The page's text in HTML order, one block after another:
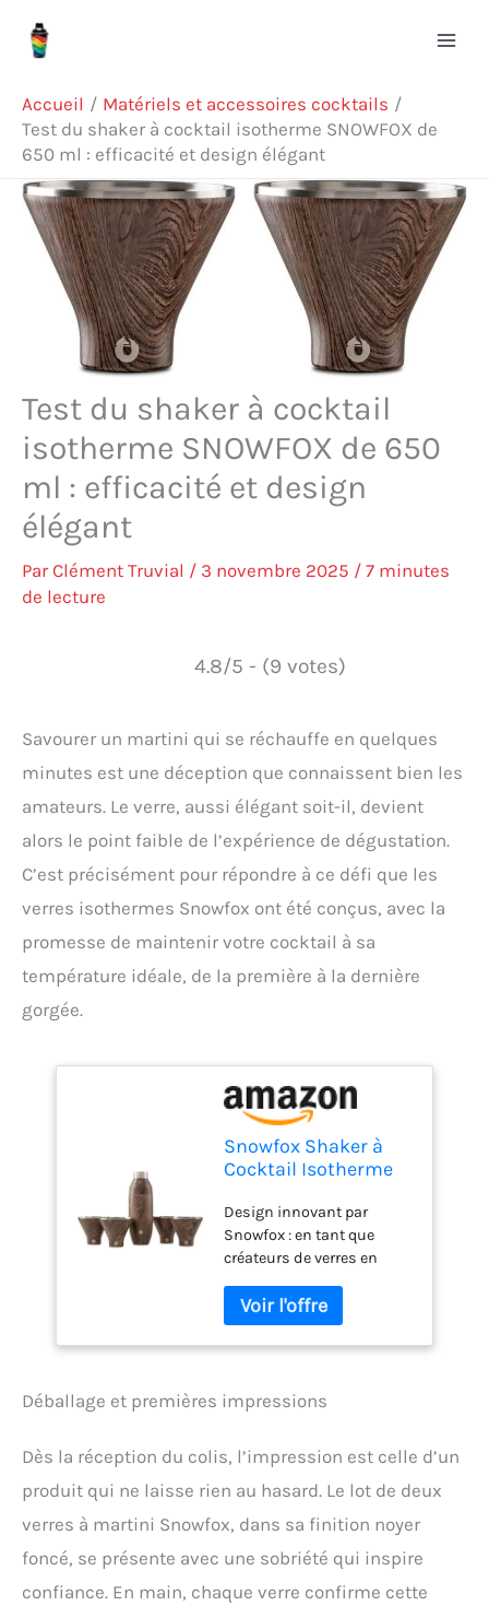
Accueil
Matériels et accessoires cocktails
Test du shaker à cocktail isotherme SNOWFOX de
650 ml : efficacité et design élégant
Test du shaker à cocktail
isotherme SNOWFOX de 650
ml : efficacité et design
élégant
Par Clément Truvial / 3 novembre 2025 / 7 minutes
de lecture
4.8/5 - (9 votes)
Savourer un martini qui se réchauffe en quelques
minutes est une déception que connaissent bien les
amateurs. Le verre, aussi élégant soit-il, devient
alors le point faible de l’expérience de dégustation.
C’est précisément pour répondre à ce défi que les
verres isothermes Snowfox ont été conçus, avec la
promesse de maintenir votre cocktail à sa
température idéale, de la première à la dernière
gorgée.
Snowfox Shaker à
Cocktail Isotherme
de 650 ML et 4 Verres
à Martini,
Accessoires de Bar à
Domicile, Couvercle
étanche avec doseur
et passoire intégrée,
Noyer foncé
Design innovant par
Snowfox : en tant que
créateurs de verres en
sous vide spécialement
conçus pour les martinis,
nous sommes ravis de
Si vous connaissez les
appréciés aux
températures les plus
verre n'est pas un choix
idéal, il réchauffe le
minute. Prenez votre
Déballage et premières impressions
Dès la réception du colis, l’impression est celle d’un
produit qui ne laisse rien au hasard. Le lot de deux
verres à martini Snowfox, dans sa finition noyer
foncé, se présente avec une sobriété qui inspire
confiance. En main, chaque verre confirme cette
Rechercher